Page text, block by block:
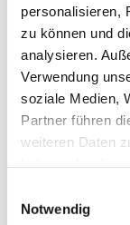
personalisieren,
zu können und
analysieren.
Verwendung
soziale Medien,
Partner führen
weiteren Daten
Notwendig